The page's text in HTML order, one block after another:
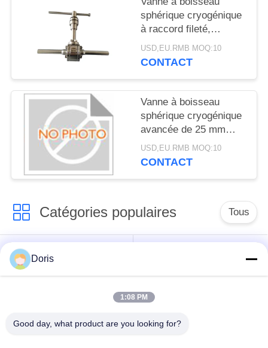
CONFIDENTIALITÉsphérique cryogénique
à raccord fileté,
matériau de siège
PCTFE pour basses
USD,EU.RMB MOQ:10
CONTACT
Vanne à boisseau
sphérique cryogénique
avancée de 25 mm
pour des performances
optimales dans les
USD,EU.RMB MOQ:10
CONTACT
Catégories populaires Tous
Vanne cryogénique
cryogéniques
cryogénique
cryogénique
Doris
1:08 PM
Good day, what product are you looking for?